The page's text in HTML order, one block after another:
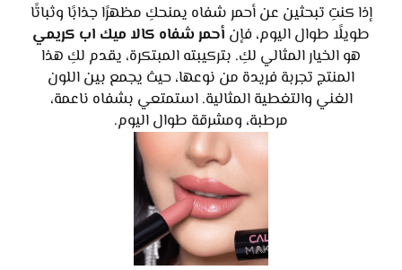
إذا كنتِ تبحثين عن أحمر شفاه يمنحكِ مظهرًا جذابًا وثباتًا
طويلًا طوال اليوم، فإن أحمر شفاه كالا ميك اب كريمي
هو الخيار المثالي لكِ. بتركيبته المبتكرة، يقدم لكِ هذا
المنتج تجربة فريدة من نوعها، حيث يجمع بين اللون
الغني والتغطية المثالية. استمتعي بشفاه ناعمة،
مرطبة، ومشرقة طوال اليوم.